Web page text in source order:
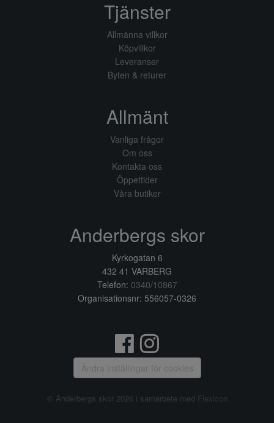
Tjänster
Allmänna villkor
Köpvillkor
Leveranser
Byten & returer
Allmänt
Vanliga frågor
Om oss
Kontakta oss
Öppettider
Våra butiker
Anderbergs skor
Kyrkogatan 6
432 41 VARBERG
Telefon: 0340/10867
Organisationsnr: 556057-0326
Ändra inställingar för cookies
© Anderbergs skor 2026 i samarbete med Flexicon